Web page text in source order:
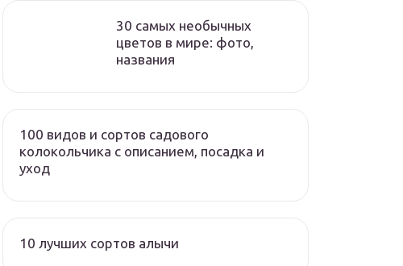
30 самых необычных
цветов в мире: фото,
названия
100 видов и сортов садового
колокольчика с описанием, посадка и
уход
10 лучших сортов алычи